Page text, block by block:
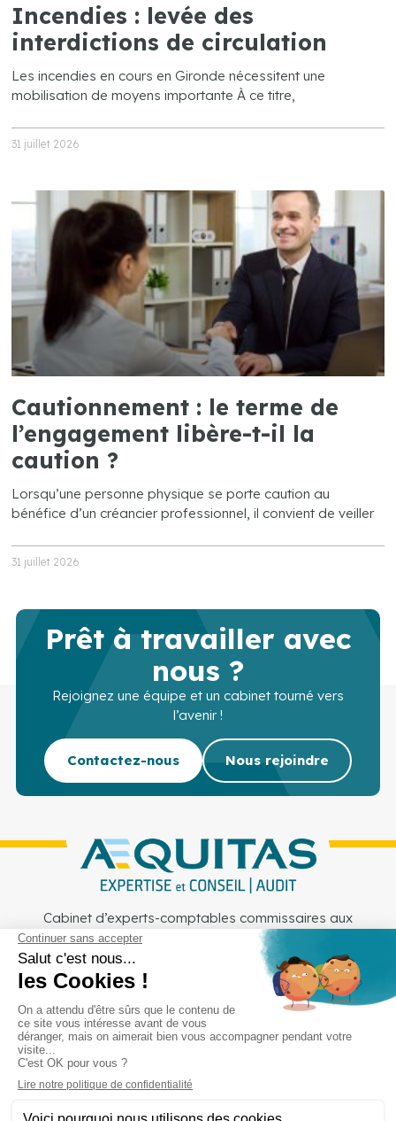
Incendies : levée des
interdictions de circulation
Les incendies en cours en Gironde nécessitent une
mobilisation de moyens importante À ce titre,
31 juillet 2026
Cautionnement : le terme de
l’engagement libère-t-il la
caution ?
Lorsqu’une personne physique se porte caution au
bénéfice d’un créancier professionnel, il convient de veiller
31 juillet 2026
Prêt à travailler avec
nous ?
Rejoignez une équipe et un cabinet tourné vers
l’avenir !
Contactez-nous Nous rejoindre
Cabinet d’experts-comptables commissaires aux
comptes sur Lille, Lens et Douai
Services Secteurs Outils
Cabinet
Recrutement